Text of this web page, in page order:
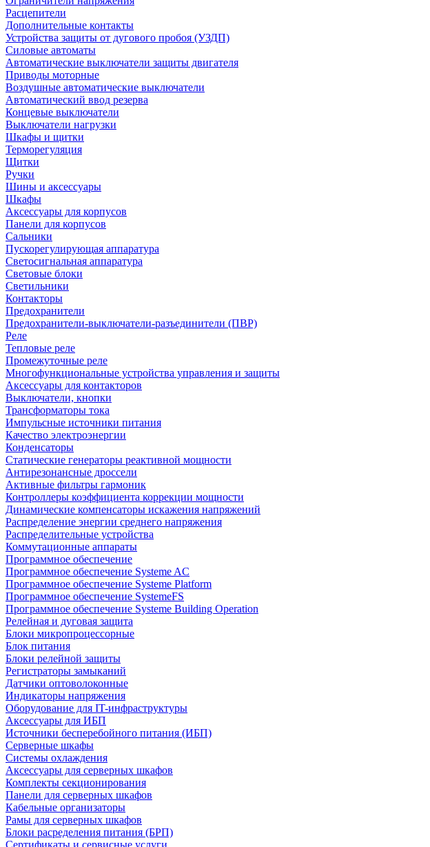
Расцепители
Дополнительные контакты
Устройства защиты от дугового пробоя (УЗДП)
Силовые автоматы
Автоматические выключатели защиты двигателя
Приводы моторные
Воздушные автоматические выключатели
Автоматический ввод резерва
Концевые выключатели
Выключатели нагрузки
Шкафы и щитки
Терморегуляция
Щитки
Ручки
Шины и аксессуары
Шкафы
Аксессуары для корпусов
Панели для корпусов
Сальники
Пускорегулирующая аппаратура
Светосигнальная аппаратура
Световые блоки
Светильники
Контакторы
Предохранители
Предохранители-выключатели-разъединители (ПВР)
Реле
Тепловые реле
Промежуточные реле
Многофункциональные устройства управления и защиты
Аксессуары для контакторов
Выключатели, кнопки
Трансформаторы тока
Импульсные источники питания
Качество электроэнергии
Конденсаторы
Статические генераторы реактивной мощности
Антирезонансные дроссели
Активные фильтры гармоник
Контроллеры коэффициента коррекции мощности
Динамические компенсаторы искажения напряжений
Распределение энергии среднего напряжения
Распределительные устройства
Коммутационные аппараты
Программное обеспечение
Программное обеспечение Systeme AC
Программное обеспечение Systeme Platform
Программное обеспечение SystemeFS
Программное обеспечение Systeme Building Operation
Релейная и дуговая защита
Блоки микропроцессорные
Блок питания
Блоки релейной защиты
Регистраторы замыканий
Датчики оптоволоконные
Индикаторы напряжения
Оборудование для IT-инфраструктуры
Аксессуары для ИБП
Источники бесперебойного питания (ИБП)
Серверные шкафы
Системы охлаждения
Аксессуары для серверных шкафов
Комплекты секционирования
Панели для серверных шкафов
Кабельные организаторы
Рамы для серверных шкафов
Блоки расределения питания (БРП)
Сертификаты и сервисные услуги